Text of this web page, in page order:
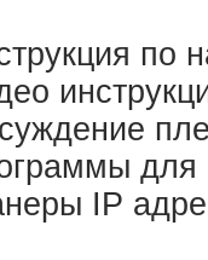
по
для
IP